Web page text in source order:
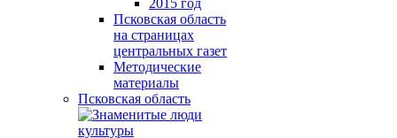
2015 год
Псковская область
на страницах
центральных газет
Методические
материалы
Псковская область